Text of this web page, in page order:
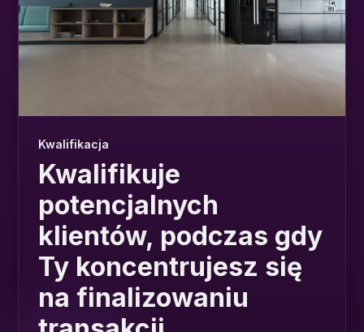
Kwalifikacja
Kwalifikuje
potencjalnych
klientów, podczas gdy
Ty koncentrujesz się
na finalizowaniu